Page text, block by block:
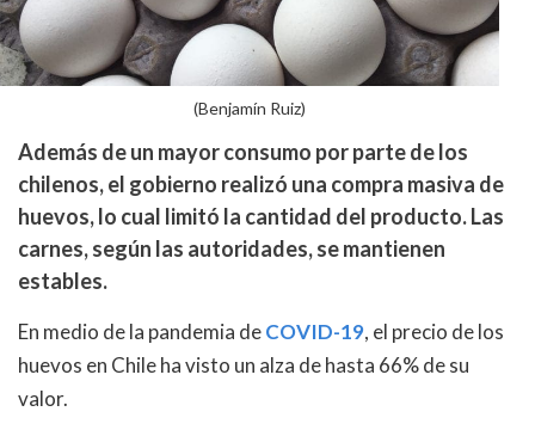
(Benjamín Ruiz)
Además de un mayor consumo por parte de los
chilenos, el gobierno realizó una compra masiva de
huevos, lo cual limitó la cantidad del producto. Las
carnes, según las autoridades, se mantienen
estables.
En medio de la pandemia deCOVID-19, el precio de los
huevos en Chile ha visto un alza de hasta 66% de su
valor.